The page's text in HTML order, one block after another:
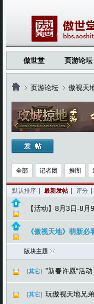
傲世堂 页游论坛
›
页游论坛
›
傲视天
全部 记者团 推图
默认排序 最新发帖 评分
【活动】8月3日-8
《傲视天地》萌新
版块主题
[其它] ”新春许愿“活动
[其它] 玩傲视天地兄